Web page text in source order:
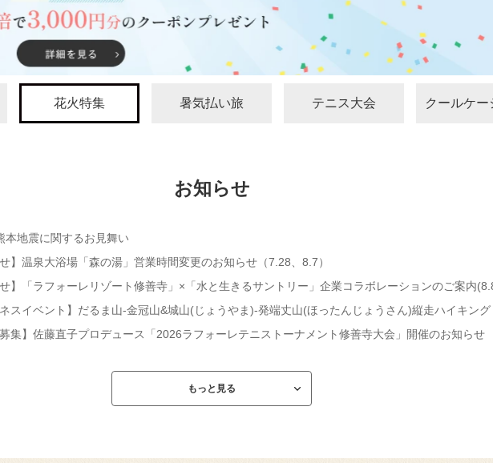
花火特集 暑気払い旅 テニス大会 クールケー
お知らせ
本地震に関するお見舞い
せ】温泉大浴場「森の湯」営業時間変更のお知らせ（7.28、8.7）
せ】「ラフォーレリゾート修善寺」×「水と生きるサントリー」企業コラボレーションのご案内
ネスイベント】だるま山-金冠山&城山(じょうやま)-発端丈山(ほったんじょうさん)縦走ハイキング
募集】佐藤直子プロデュース「2026ラフォーレテニストーナメント修善寺大会」開催のお知らせ
もっと見る